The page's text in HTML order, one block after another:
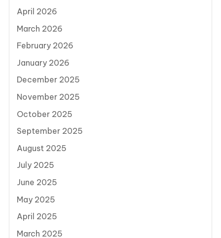
April 2026
March 2026
February 2026
January 2026
December 2025
November 2025
October 2025
September 2025
August 2025
July 2025
June 2025
May 2025
April 2025
March 2025